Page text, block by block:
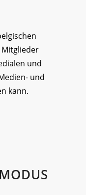
und
und
kann.